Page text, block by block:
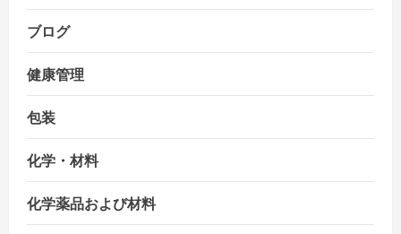
ブログ
健康管理
包装
化学・材料
化学薬品および材料